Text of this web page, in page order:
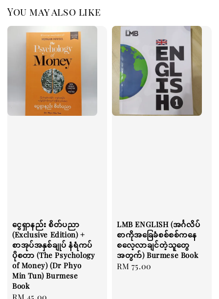
You may also like
ငွေရှာနည်း စိတ်ပညာ
(Exclusive Edition) +
စာအုပ်အနှစ်ချုပ် နံရံကပ်
ပိုစတာ (The Psychology
of Money) (Dr Phyo
Min Tun) Burmese
Book
Regular
RM 45.00
LMB ENGLISH (အင်္ဂလိပ်
စာကိုအခြေခံစစ်စစ်ကနေ
စလေ့လာချင်တဲ့သူတွေ
အတွက်) Burmese Book
Regular
RM 75.00